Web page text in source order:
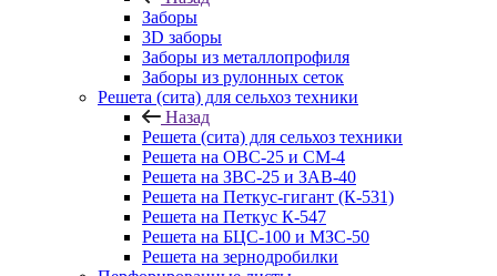
Заборы
3D заборы
Заборы из металлопрофиля
Заборы из рулонных сеток
Решета (сита) для сельхоз техники
Назад
Решета (сита) для сельхоз техники
Решета на ОВС-25 и СМ-4
Решета на ЗВС-25 и ЗАВ-40
Решета на Петкус-гигант (К-531)
Решета на Петкус К-547
Решета на БЦС-100 и МЗС-50
Решета на зернодробилки